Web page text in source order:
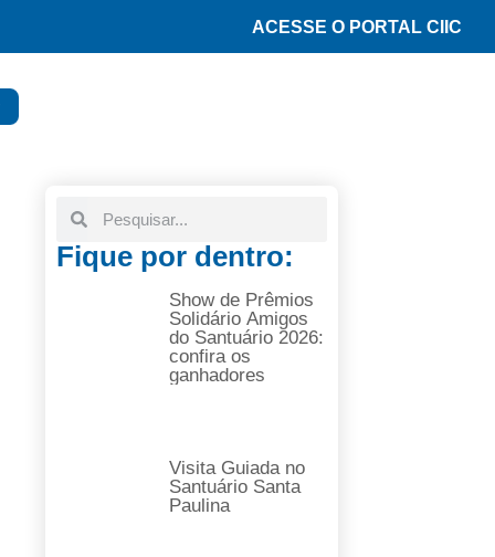
ACESSE O PORTAL CIIC
Fique por dentro:
Show de Prêmios
Solidário Amigos
do Santuário 2026:
confira os
ganhadores
Visita Guiada no
Santuário Santa
Paulina